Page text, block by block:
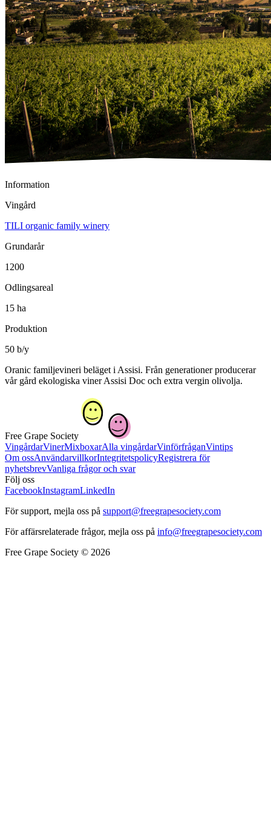
Information
Vingård
TILI organic family winery
Grundarår
1200
Odlingsareal
15 ha
Produktion
50 b/y
Oranic familjevineri beläget i Assisi. Från generationer producerar
vår gård ekologiska viner Assisi Doc och extra vergin olivolja.
Free Grape Society
VingårdarVinerMixboxarAlla vingårdarVinförfråganVintips
Om ossAnvändarvillkorIntegritetspolicyRegistrera för
nyhetsbrevVanliga frågor och svar
Följ oss
FacebookInstagramLinkedIn
För support, mejla oss på support@freegrapesociety.com
För affärsrelaterade frågor, mejla oss på info@freegrapesociety.com
Free Grape Society © 2026